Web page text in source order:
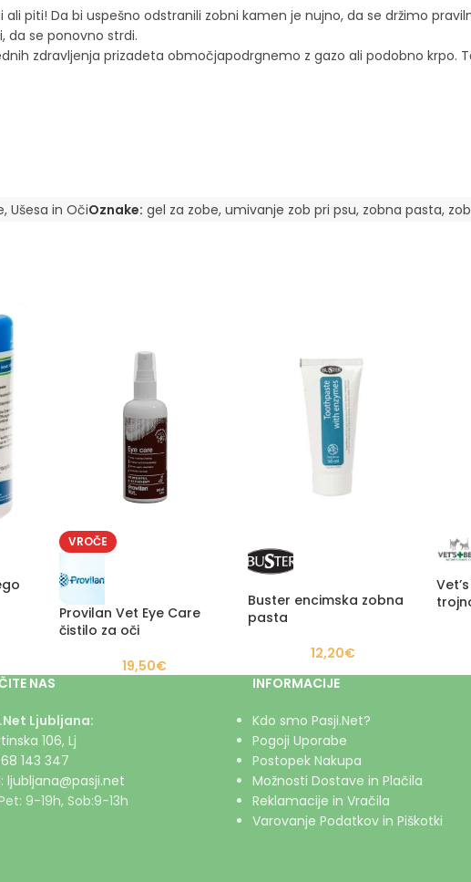
piti! Da bi uspešno odstranili zobni kamen je nujno, da se držimo
da se ponovno strdi.
zdravljenja prizadeta območjapodrgnemo z gazo ali podobno krpo.
Ušesa in OčiOznake: gel za zobe, umivanje zob pri psu, zobna pasta,
VROČE
Provilan Vet Eye Care
čistilo za oči
19,50€
Buster encimska zobna
pasta
12,20€
NAS
Ljubljana:
106, Lj
143 347
ljubljana@pasji.net
9-19h, Sob:9-13h
INFORMACIJE
Kdo smo Pasji.Net?
Pogoji Uporabe
Postopek Nakupa
Možnosti Dostave in Plačila
Reklamacije in Vračila
Varovanje Podatkov in Piškotki